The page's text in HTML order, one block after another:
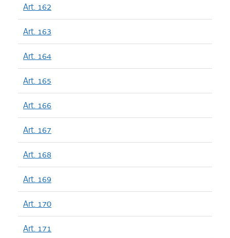
Art. 162
Art. 163
Art. 164
Art. 165
Art. 166
Art. 167
Art. 168
Art. 169
Art. 170
Art. 171